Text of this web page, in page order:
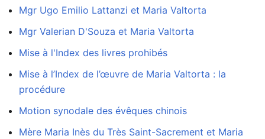
Mgr Ugo Emilio Lattanzi et Maria Valtorta
Mgr Valerian D'Souza et Maria Valtorta
Mise à l'Index des livres prohibés
Mise à l’Index de l’œuvre de Maria Valtorta : la
procédure
Motion synodale des évêques chinois
Mère Maria Inès du Très Saint-Sacrement et Maria